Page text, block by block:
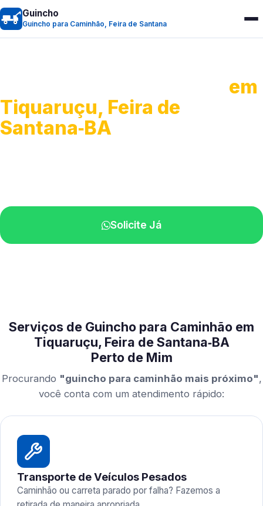
Guincho
Guincho para Caminhão, Feira de Santana
em
Tiquaruçu, Feira de
Santana‑BA
Solicite Já
Serviços de Guincho para Caminhão em
Tiquaruçu, Feira de Santana‑BA
Perto de Mim
Procurando "guincho para caminhão mais próximo",
você conta com um atendimento rápido:
Transporte de Veículos Pesados
Caminhão ou carreta parado por falha? Fazemos a